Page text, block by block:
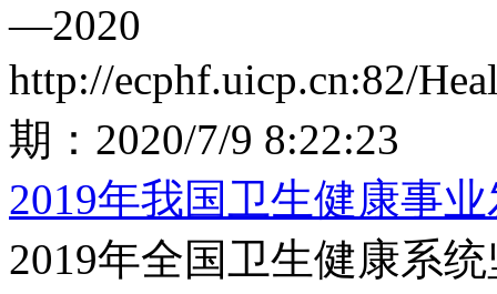
—2020
http://ecphf.uicp.cn:82/
期： 2020/7/9 8:22:23
2019年我国卫生健康事
2019年全国卫生健康系